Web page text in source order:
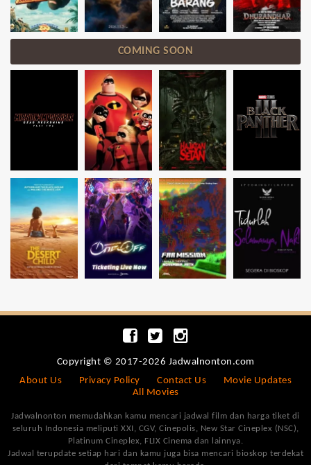
COMING SOON
Copyright © 2017-2026 Jadwalnonton.com
About Us
Privacy Policy Contact Us
Movie Updates
All Movies
Jadwalnonton memudahkan kamu mencari jadwal film dan harga tiket di
seluruh Indonesia meliputi XXI, CGV, Cinepolis, New Star Cineplex (NSC),
Platinum Cineplex, FLIX Cinema dan lainnya.
Jadwal terupdate setiap hari dan kamu juga bisa mencari bioskop terdekat